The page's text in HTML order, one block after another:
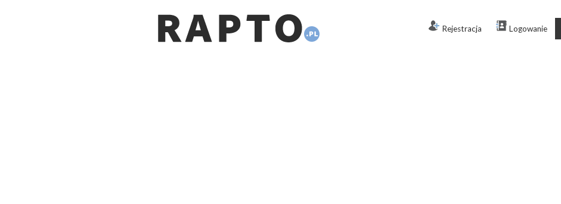
Rejestracja Logowanie